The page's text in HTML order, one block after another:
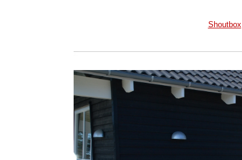
Shoutbox